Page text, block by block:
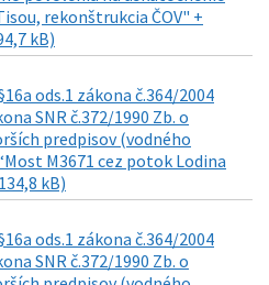
rekonštrukcia ČOV" +
kB)
ods.1 zákona č.364/2004
SNR č.372/1990 Zb. o
predpisov (vodného
M3671 cez potok Lodina
kB)
ods.1 zákona č.364/2004
SNR č.372/1990 Zb. o